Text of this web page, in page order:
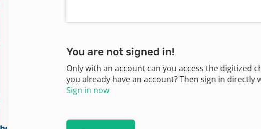
You are not signed in!
Only with an account can you access the digitized
you already have an account? Then sign in directly
Sign in now